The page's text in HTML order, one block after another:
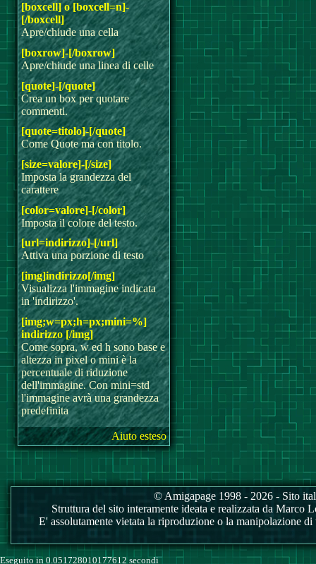
[boxcell] o [boxcell=n]-
[/boxcell]
Apre/chiude una cella
[boxrow]-[/boxrow]
Apre/chiude una linea di celle
[quote]-[/quote]
Crea un box per quotare
commenti.
[quote=titolo]-[/quote]
Come Quote ma con titolo.
[size=valore]-[/size]
Imposta la grandezza del
carattere
[color=valore]-[/color]
Imposta il colore del testo.
[url=indirizzo]-[/url]
Attiva una porzione di testo
[img]indirizzo[/img]
Visualizza l'immagine indicata
in 'indirizzo'.
[img;w=px;h=px;mini=%]
indirizzo [/img]
Come sopra, w ed h sono base e
altezza in pixel o mini è la
percentuale di riduzione
dell'immagine. Con mini=std
l'immagine avrà una grandezza
predefinita
Aiuto esteso
© Amigapage 1998 - 2026 - Sito
Struttura del sito interamente ideata e realizzata da
E' assolutamente vietata la riproduzione o la manipolazione
Eseguito in 0.051728010177612 secondi